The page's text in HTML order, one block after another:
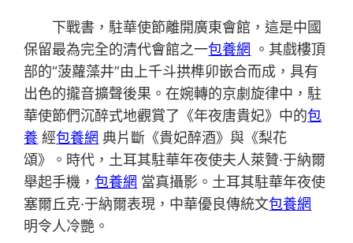
下戰書，駐華使節離開廣東會館，這是中國
保留最為完全的清代會館之一包養網
。其戲樓頂
部的“菠蘿藻井”由上千斗拱榫卯嵌合而成，具有
出色的攏音擴聲後果。在婉轉的京劇旋律中，駐
華使節們沉醉式地觀賞了《年夜唐貴妃》中的包
養 經包養網 典片斷《貴妃醉酒》與《梨花
頌》。時代，土耳其駐華年夜使夫人萊贊·于納爾
舉起手機，包養網 當真攝影。土耳其駐華年夜使
塞爾丘克·于納爾表現，中華優良傳統文包養網
明令人冷艷。